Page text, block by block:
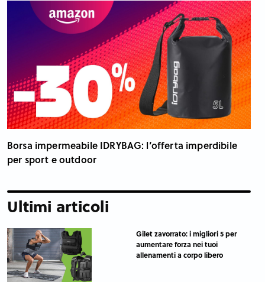
Borsa impermeabile IDRYBAG: l’offerta imperdibile
per sport e outdoor
Ultimi articoli
Gilet zavorrato: i migliori 5 per
aumentare forza nei tuoi
allenamenti a corpo libero